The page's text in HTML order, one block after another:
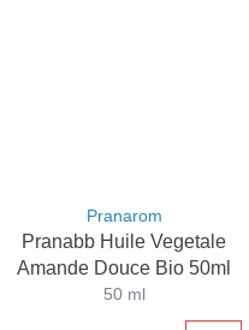
Pranarom
Pranabb Huile Vegetale
Amande Douce Bio 50ml
50 ml